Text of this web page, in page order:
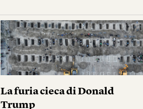
La furia cieca di Donald
Trump